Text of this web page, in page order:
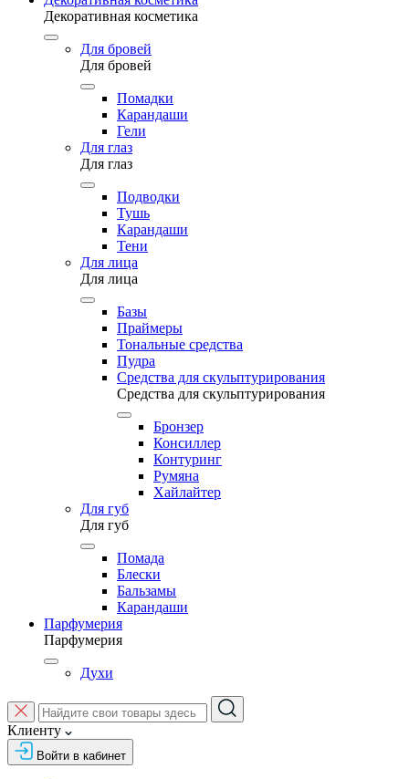
Декоративная косметика
Для бровей
Для бровей
Помадки
Карандаши
Гели
Для глаз
Для глаз
Подводки
Тушь
Карандаши
Тени
Для лица
Для лица
Базы
Праймеры
Тональные средства
Пудра
Средства для скульптурирования
Средства для скульптурирования
Бронзер
Консиллер
Контуринг
Румяна
Хайлайтер
Для губ
Для губ
Помада
Блески
Бальзамы
Карандаши
Парфумерия
Парфумерия
Духи
Клиенту
Войти в кабинет